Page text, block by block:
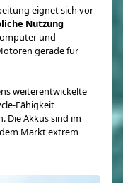
eignet sich vor
Nutzung
und
gerade für
weiterentwickelte
Fähigkeit
Die Akkus sind im
Markt extrem